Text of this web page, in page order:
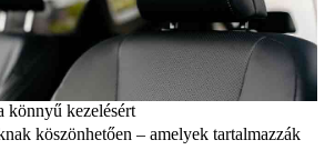
könnyű kezelésért
köszönhetően – amelyek tartalmazzák